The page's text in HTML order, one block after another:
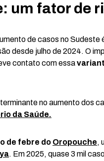
um fator de
de casos no Sudeste
desde julho de 2024. O
contato com essa
no aumento dos
da Saúde.
de febre do Oropouche,
. Em 2025, quase 3 mil